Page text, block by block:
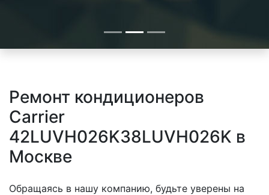
Ремонт кондиционеров
Carrier
42LUVH026K38LUVH026K в
Москве
Обращаясь в нашу компанию, будьте уверены на